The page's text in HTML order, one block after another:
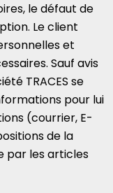
le défaut de
Le client
et
Sauf avis
TRACES se
pour lui
(courrier, E-
de la
par les articles